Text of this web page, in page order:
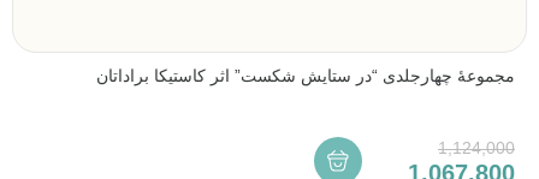
مجموعۀ چهارجلدی “در ستایش شکست” اثر کاستیکا براداتان
1,124,000
1,067,800